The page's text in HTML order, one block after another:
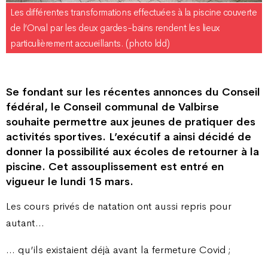
Les différentes transformations effectuées à la piscine couverte
de l’Orval par les deux gardes-bains rendent les lieux
particulièrement accueillants. (photo ldd)
Se fondant sur les récentes annonces du Conseil
fédéral, le Conseil communal de Valbirse
souhaite permettre aux jeunes de pratiquer des
activités sportives. L’exécutif a ainsi décidé de
donner la possibilité aux écoles de retourner à la
piscine. Cet assouplissement est entré en
vigueur le lundi 15 mars.
Les cours privés de natation ont aussi repris pour
autant…
… qu’ils existaient déjà avant la fermeture Covid ;